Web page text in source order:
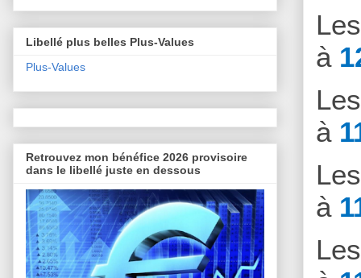
à
à
à
Libellé plus belles Plus-Values
Plus-Values
Retrouvez mon bénéfice 2026 provisoire
dans le libellé juste en dessous